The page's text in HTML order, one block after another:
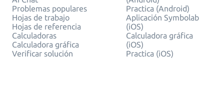
Problemas populares
Hojas de trabajo
Hojas de referencia
Calculadoras
Calculadora gráfica
Verificar solución
Practica (Android)
Aplicación Symbolab
(iOS)
Calculadora gráfica
(iOS)
Practica (iOS)